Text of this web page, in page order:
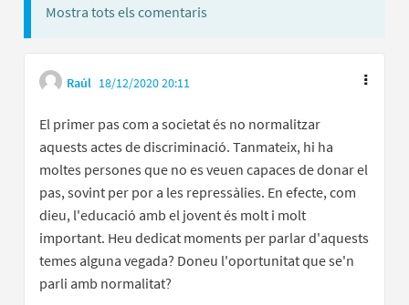
Mostra tots els comentaris
Raúl 18/12/2020 20:11
El primer pas com a societat és no normalitzar
aquests actes de discriminació. Tanmateix, hi ha
moltes persones que no es veuen capaces de donar el
pas, sovint per por a les repressàlies. En efecte, com
dieu, l'educació amb el jovent és molt i molt
important. Heu dedicat moments per parlar d'aquests
temes alguna vegada? Doneu l'oportunitat que se'n
parli amb normalitat?